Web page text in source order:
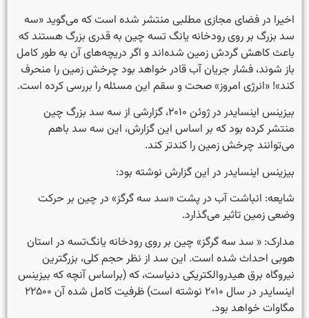
اخیرا در فضای مجازی مطلبی منتشر شده است که می‌گوید «سه
سد بزرگ بر روی رودخانه یانگ تسه چین به قدری بزرگ هستند که
باعث کاهش گردش زمین شده‌اند و اگر دریچه‌های آن به طور کامل
باز شوند، فشار جریان آب قادر خواهد بود چرخش زمین را منحرف
کند»! «انرژی امروز» صحت و سقم این مسئله را بررسی کرده است.
بیزینس اینسایدر در ژوئن ۲۰۱۰، گزارشی از سه سد بزرگ چین
منتشر کرده بود که بر اساس این گزارش، این سه سد باهم
می‌توانند چرخش زمین را کندتر کند.
بیزینس اینسایدر در این گزارش نوشته بود:
شایعه: انباشت آب در پشت «سد سه گرگز» در چین بر حرکت
وضعی زمین تاثیر می‌گذارد.
مدارک: « سد سه گرگز» چین بر روی رودخانه یانگ‌تسه در استان
هوبی احداث شده است. این سد‌ از نظر حجم کلی، بزرگترین
نیروگاه برق هیدروالکتریکی دنیاست، که (براساس آنچه که بیزینس
اینسایدر در سال ۲۰۱۰ نوشته است) ظرفیت کامل شده آن ۲۲۵۰۰
مگاوات خواهد بود.